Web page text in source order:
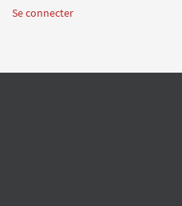
Se connecter